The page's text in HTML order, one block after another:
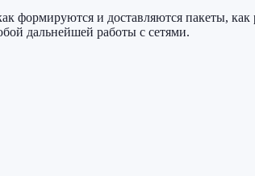
формируются и доставляются пакеты,
дальнейшей работы с сетями.